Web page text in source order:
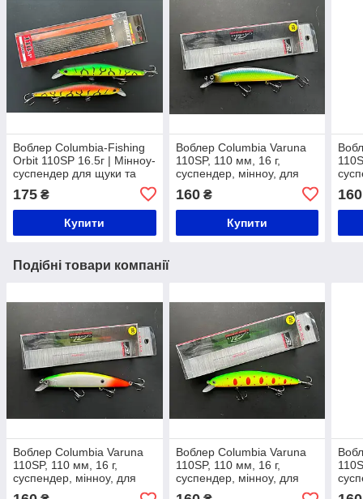
Воблер Columbia-Fishing
Orbit 110SP 16.5г | Мінноу-
суспендер для щуки та
судака | Японська якість
175 ₴
Купити
Воблер Columbia Varuna
110SP, 110 мм, 16 г,
суспендер, мінноу, для
щуки та окуня | Японська
якість
160₴
Купити
160
Подібні товари компанії
Воблер Columbia Varuna
110SP, 110 мм, 16 г,
суспендер, мінноу, для
щуки та окуня | Японська
Воблер Columbia Varuna
110SP, 110 мм, 16 г,
суспендер, мінноу, для
щуки та окуня | Японська